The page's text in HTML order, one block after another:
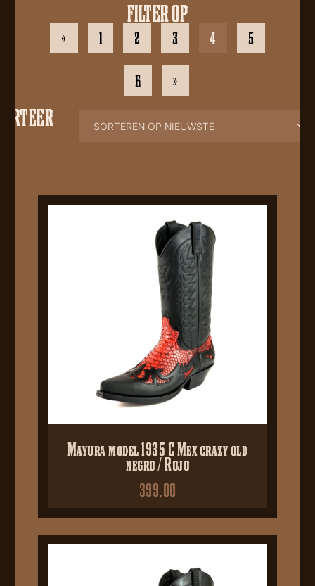
FILTER OP
« 1 2 3 4 5
6 »
Mayura model 1935 C Mex crazy old
negro / Rojo
399,00